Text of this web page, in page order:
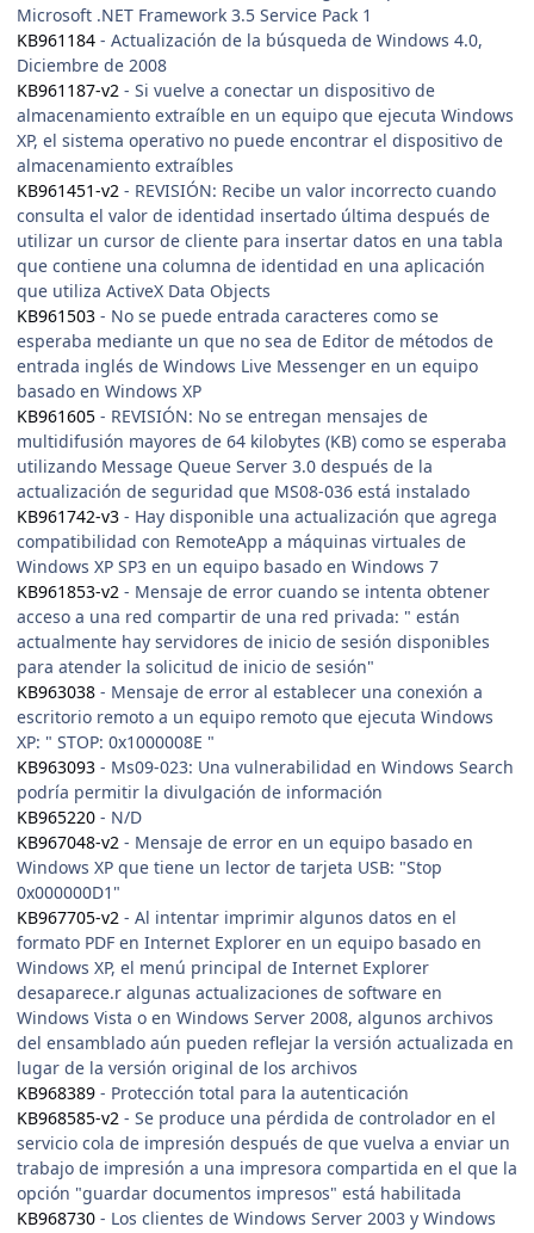
Microsoft .NET Framework 3.5 Service Pack 1
KB961184 - Actualización de la búsqueda de Windows 4.0,
Diciembre de 2008
KB961187-v2 - Si vuelve a conectar un dispositivo de
almacenamiento extraíble en un equipo que ejecuta Windows
XP, el sistema operativo no puede encontrar el dispositivo de
almacenamiento extraíbles
KB961451-v2 - REVISIÓN: Recibe un valor incorrecto cuando
consulta el valor de identidad insertado última después de
utilizar un cursor de cliente para insertar datos en una tabla
que contiene una columna de identidad en una aplicación
que utiliza ActiveX Data Objects
KB961503 - No se puede entrada caracteres como se
esperaba mediante un que no sea de Editor de métodos de
entrada inglés de Windows Live Messenger en un equipo
basado en Windows XP
KB961605 - REVISIÓN: No se entregan mensajes de
multidifusión mayores de 64 kilobytes (KB) como se esperaba
utilizando Message Queue Server 3.0 después de la
actualización de seguridad que MS08-036 está instalado
KB961742-v3 - Hay disponible una actualización que agrega
compatibilidad con RemoteApp a máquinas virtuales de
Windows XP SP3 en un equipo basado en Windows 7
KB961853-v2 - Mensaje de error cuando se intenta obtener
acceso a una red compartir de una red privada: " están
actualmente hay servidores de inicio de sesión disponibles
para atender la solicitud de inicio de sesión"
KB963038 - Mensaje de error al establecer una conexión a
escritorio remoto a un equipo remoto que ejecuta Windows
XP: " STOP: 0x1000008E "
KB963093 - Ms09-023: Una vulnerabilidad en Windows Search
podría permitir la divulgación de información
KB965220 - N/D
KB967048-v2 - Mensaje de error en un equipo basado en
Windows XP que tiene un lector de tarjeta USB: "Stop
0x000000D1"
KB967705-v2 - Al intentar imprimir algunos datos en el
formato PDF en Internet Explorer en un equipo basado en
Windows XP, el menú principal de Internet Explorer
desaparece.r algunas actualizaciones de software en
Windows Vista o en Windows Server 2008, algunos archivos
del ensamblado aún pueden reflejar la versión actualizada en
lugar de la versión original de los archivos
KB968389 - Protección total para la autenticación
KB968585-v2 - Se produce una pérdida de controlador en el
servicio cola de impresión después de que vuelva a enviar un
trabajo de impresión a una impresora compartida en el que la
opción "guardar documentos impresos" está habilitada
KB968730 - Los clientes de Windows Server 2003 y Windows